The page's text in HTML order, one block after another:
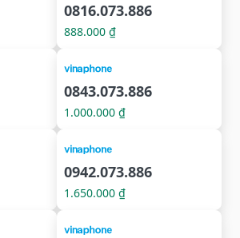
0816.073.886
888.000 ₫
0843.073.886
1.000.000 ₫
0942.073.886
1.650.000 ₫